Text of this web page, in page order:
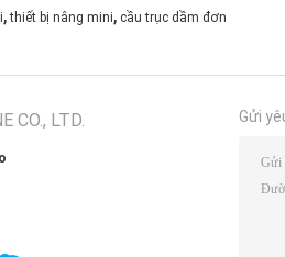
, thiết bị nâng mini, cầu trục dầm đơn
CO., LTD. Gửi